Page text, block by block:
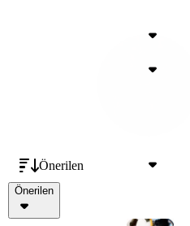
Önerilen
Önerilen